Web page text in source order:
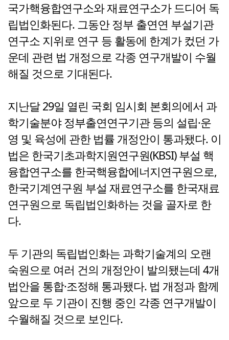
국가핵융합연구소와 재료연구소가 드디어 독
립법인화된다. 그동안 정부 출연연 부설기관
연구소 지위로 연구 등 활동에 한계가 컸던 가
운데 관련 법 개정으로 각종 연구개발이 수월
해질 것으로 기대된다.
지난달 29일 열린 국회 임시회 본회의에서 과
학기술분야 정부출연연구기관 등의 설립·운
영 및 육성에 관한 법률 개정안이 통과됐다. 이
법은 한국기초과학지원연구원(KBSI) 부설 핵
융합연구소를 한국핵융합에너지연구원으로,
한국기계연구원 부설 재료연구소를 한국재료
연구원으로 독립법인화하는 것을 골자로 한
다.
두 기관의 독립법인화는 과학기술계의 오랜
숙원으로 여러 건의 개정안이 발의됐는데 4개
법안을 통합·조정해 통과됐다. 법 개정과 함께
앞으로 두 기관이 진행 중인 각종 연구개발이
수월해질 것으로 보인다.